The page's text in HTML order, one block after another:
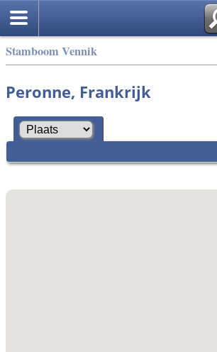
Stamboom Vennik
Peronne, Frankrijk